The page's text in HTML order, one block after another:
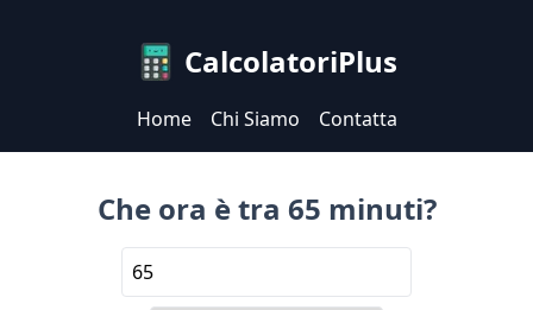
CalcolatoriPlus
Home Chi Siamo Contatta
Che ora è tra 65 minuti?